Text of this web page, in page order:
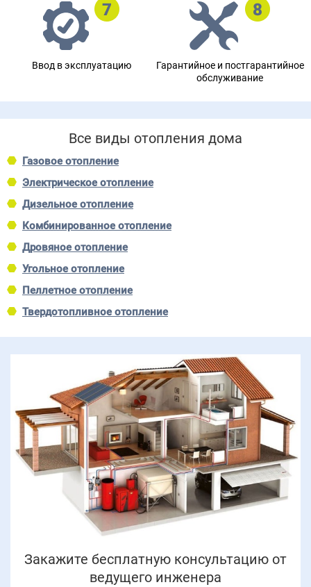
Ввод в эксплуатацию
Гарантийное и постгарантийное
обслуживание
Все виды отопления дома
Газовое отопление
Электрическое отопление
Дизельное отопление
Комбинированное отопление
Дровяное отопление
Угольное отопление
Пеллетное отопление
Твердотопливное отопление
Закажите бесплатную консультацию от
ведущего инженера